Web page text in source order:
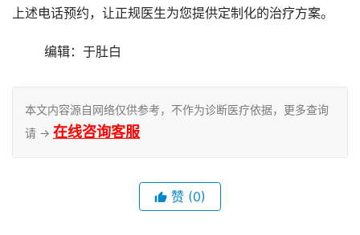
上述电话预约，让正规医生为您提供定制化的治疗方案。
	编辑：于肚白
本文内容源自网络仅供参考，不作为诊断医疗依据，更多查询
请 → 在线咨询客服
赞 (0)